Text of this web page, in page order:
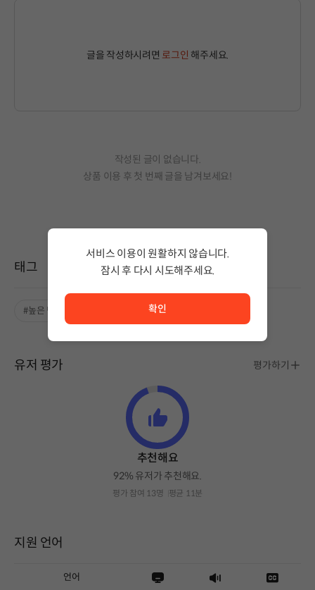
글을 작성하시려면 로그인 해주세요.
작성된 글이 없습니다.
상품 이용 후 첫 번째 글을 남겨보세요!
태그
#높은 난이도 #중세
유저 평가 평가하기
추천해요
92% 유저가 추천해요.
평가 참여 13명 평균 11분
지원 언어
언어
서비스 이용이 원활하지 않습니다.
잠시 후 다시 시도해주세요.
확인